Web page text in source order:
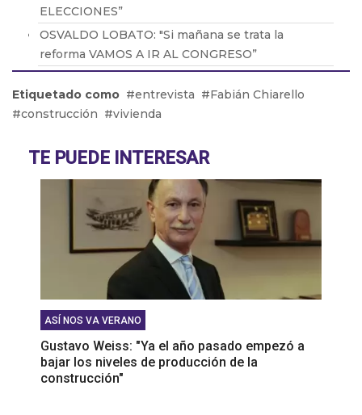
ELECCIONES”
OSVALDO LOBATO: "Si mañana se trata la
reforma VAMOS A IR AL CONGRESO”
política industrial es la que no existe”
Abel Furlan: “El peronismo debe recuperar la
Martín Giannini: "La gente elige su comida por el
bolsillo"
Etiquetado como entrevista
Fabián Chiarello
construcción
vivienda
TE PUEDE INTERESAR
ASÍ NOS VA VERANO
Gustavo Weiss: "Ya el año pasado empezó a
bajar los niveles de producción de la
construcción"